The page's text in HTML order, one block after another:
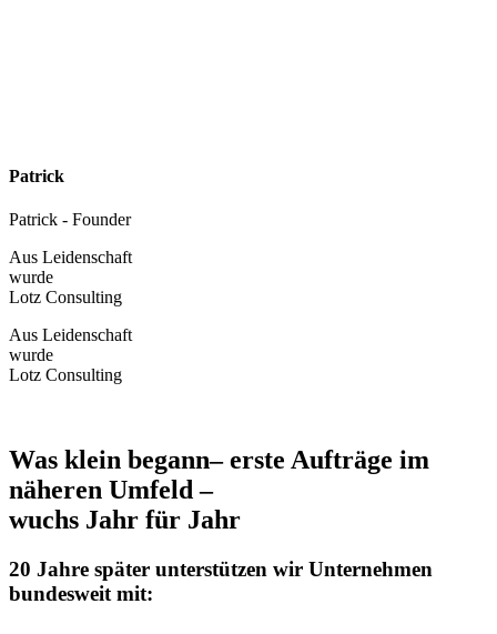
Patrick
Patrick - Founder
Aus Leidenschaft
wurde
Lotz Consulting
Aus Leidenschaft
wurde
Lotz Consulting
Was klein begann– erste Aufträge im
näheren Umfeld –
wuchs Jahr für Jahr
20 Jahre später unterstützen wir Unternehmen
bundesweit mit: